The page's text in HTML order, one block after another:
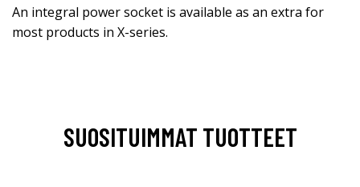
An integral power socket is available as an extra for
most products in X-series.
SUOSITUIMMAT TUOTTEET